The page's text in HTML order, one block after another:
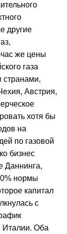
другие
же цены
газа
Австрия,
хотя бы
на
по газовой
бизнес
Даннинга,
нормы
капитал
с
Италии. Оба